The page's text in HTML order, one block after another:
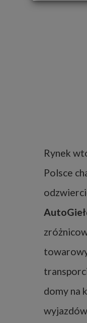
Rynek
Polsce
domy na